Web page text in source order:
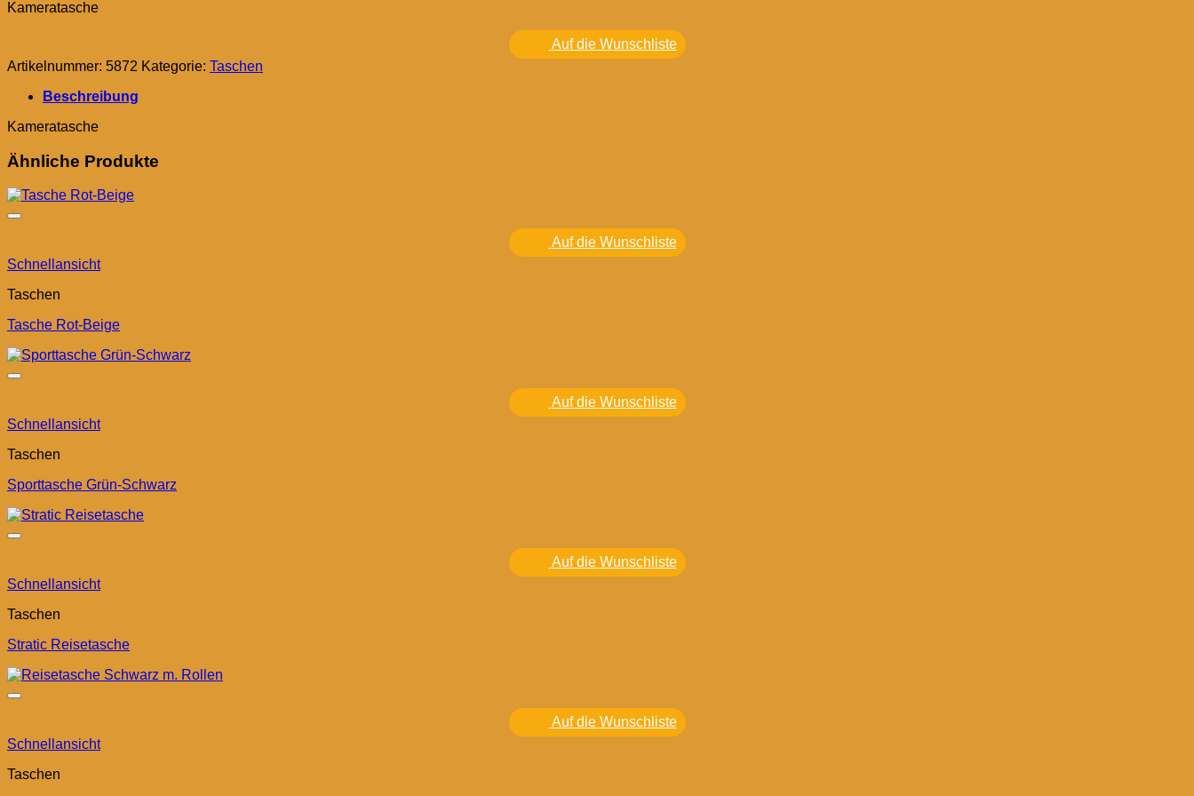
Kameratasche
Auf die Wunschliste
Artikelnummer: 5872 Kategorie: Taschen
Beschreibung
Kameratasche
Ähnliche Produkte
Auf die Wunschliste
Schnellansicht
Taschen
Tasche Rot-Beige
Auf die Wunschliste
Schnellansicht
Taschen
Sporttasche Grün-Schwarz
Auf die Wunschliste
Schnellansicht
Taschen
Stratic Reisetasche
Auf die Wunschliste
Schnellansicht
Taschen